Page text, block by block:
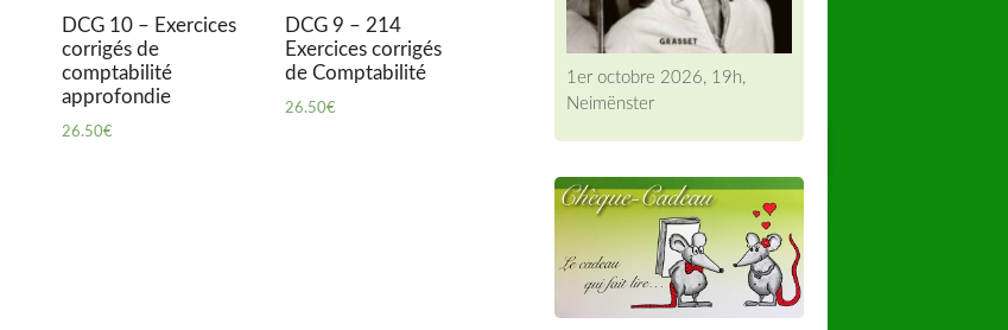
DCG 10 – Exercices
corrigés de
comptabilité
approfondie
26.50€
DCG 9 – 214
Exercices corrigés
de Comptabilité
26.50€
1er octobre 2026, 19h,
Neimënster